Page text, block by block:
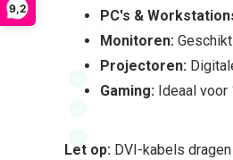
9,2
PC's &
Monitoren:
Projectoren:
Gaming: Ideaal voor
Let op: DVI-kabels